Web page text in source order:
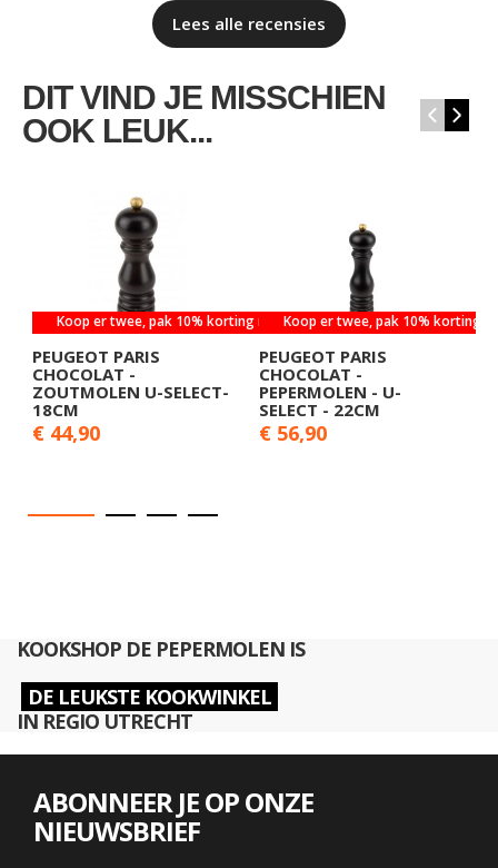
Lees alle recensies
DIT VIND JE MISSCHIEN
OOK LEUK...
‹ ›
Koop er twee, pak 10% korting mee
PEUGEOT PARIS
CHOCOLAT -
ZOUTMOLEN U-SELECT-
18CM
€ 44,90
Koop er twee, pak 10% korting
PEUGEOT PARIS
CHOCOLAT -
PEPERMOLEN - U-
SELECT - 22CM
€ 56,90
KOOKSHOP DE PEPERMOLEN IS
DE LEUKSTE KOOKWINKEL
IN REGIO UTRECHT
ABONNEER JE OP ONZE
NIEUWSBRIEF